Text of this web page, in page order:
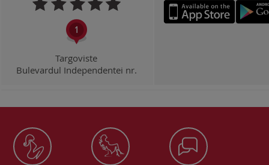
Targoviste
Bulevardul Independentei nr.